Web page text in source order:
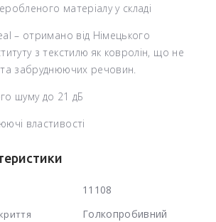
матеріалу у складі
– отримано від Німецького
з текстилю як ковролін, що не
та забруднюючих речовин.
шуму до 21 дБ
властивості
11108
Голкопробивний